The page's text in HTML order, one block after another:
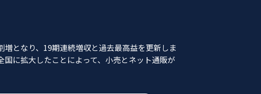
増となり、19期連続増収と過去最高益を更新しま
に拡大したことによって、小売とネット通販が